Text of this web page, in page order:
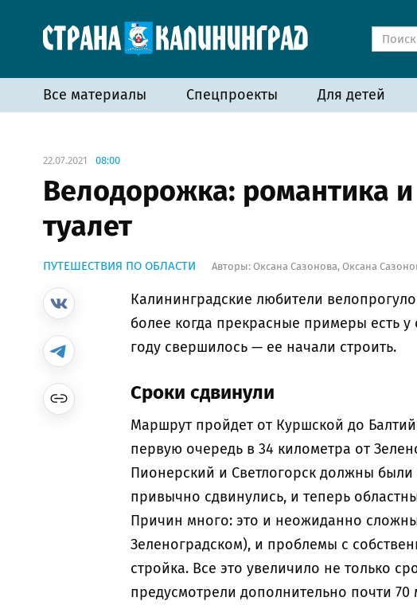
Все материалы Спецпроекты Для детей
22.07.2021 08:00
Велодорожка: романтика
туалет
ПУТЕШЕСТВИЯ ПО ОБЛАСТИ Авторы: Оксана Сазонова, Оксана
Калининградские любители
более когда прекрасные примеры есть
году свершилось — ее начали строить.
Сроки сдвинули
Маршрут пройдет от Куршской до
первую очередь в 34 километра от
Пионерский и Светлогорск должны были
привычно сдвинулись, и теперь
Причин много: это и неожиданно
Зеленоградском), и проблемы с
стройка. Все это увеличило не только
предусмотрели дополнительно почти